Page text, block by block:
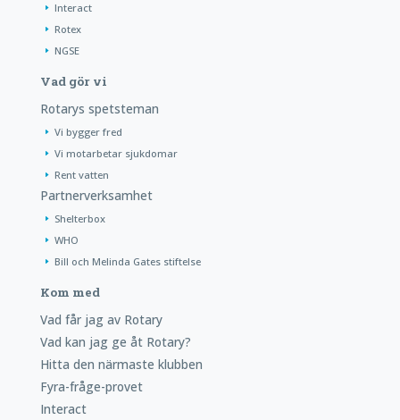
Interact
Rotex
NGSE
Vad gör vi
Rotarys spetsteman
Vi bygger fred
Vi motarbetar sjukdomar
Rent vatten
Partnerverksamhet
Shelterbox
WHO
Bill och Melinda Gates stiftelse
Kom med
Vad får jag av Rotary
Vad kan jag ge åt Rotary?
Hitta den närmaste klubben
Fyra-fråge-provet
Interact